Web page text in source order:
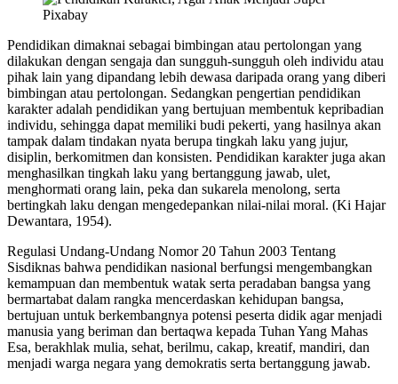
Pixabay
Pendidikan dimaknai sebagai bimbingan atau pertolongan yang
dilakukan dengan sengaja dan sungguh-sungguh oleh individu atau
pihak lain yang dipandang lebih dewasa daripada orang yang diberi
bimbingan atau pertolongan. Sedangkan pengertian pendidikan
karakter adalah pendidikan yang bertujuan membentuk kepribadian
individu, sehingga dapat memiliki budi pekerti, yang hasilnya akan
tampak dalam tindakan nyata berupa tingkah laku yang jujur,
disiplin, berkomitmen dan konsisten. Pendidikan karakter juga akan
menghasilkan tingkah laku yang bertanggung jawab, ulet,
menghormati orang lain, peka dan sukarela menolong, serta
bertingkah laku dengan mengedepankan nilai-nilai moral. (Ki Hajar
Dewantara, 1954).
Regulasi Undang-Undang Nomor 20 Tahun 2003 Tentang
Sisdiknas bahwa pendidikan nasional berfungsi mengembangkan
kemampuan dan membentuk watak serta peradaban bangsa yang
bermartabat dalam rangka mencerdaskan kehidupan bangsa,
bertujuan untuk berkembangnya potensi peserta didik agar menjadi
manusia yang beriman dan bertaqwa kepada Tuhan Yang Mahas
Esa, berakhlak mulia, sehat, berilmu, cakap, kreatif, mandiri, dan
menjadi warga negara yang demokratis serta bertanggung jawab.